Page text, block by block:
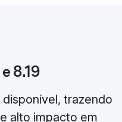
8.19
disponível, trazendo
alto impacto em